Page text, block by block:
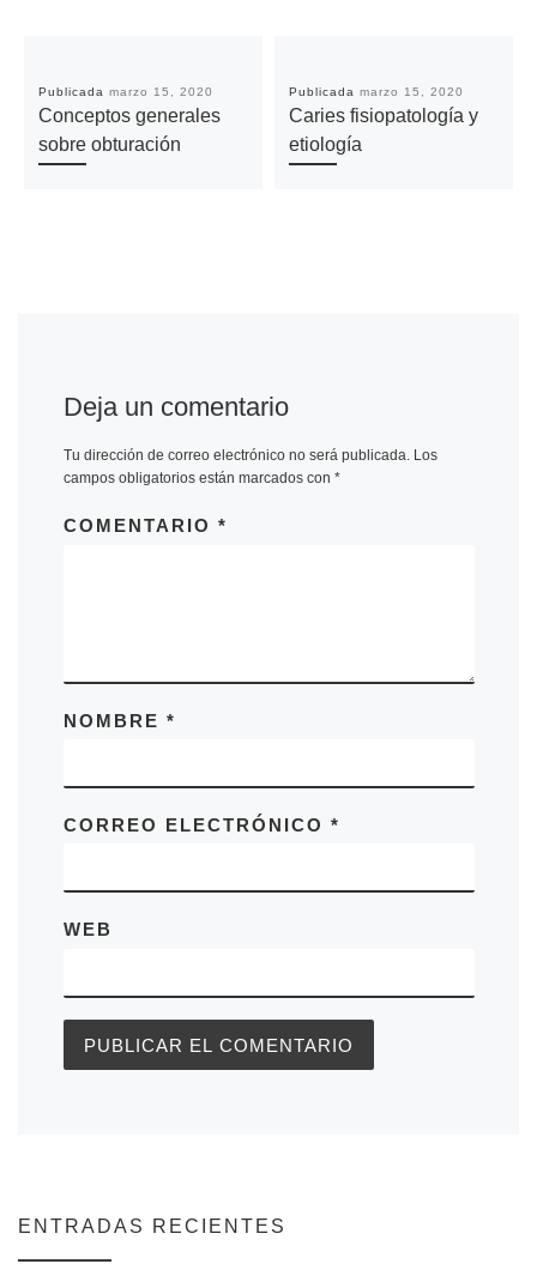
Publicada marzo 15, 2020
Conceptos generales
sobre obturación
Publicada marzo 15, 2020
Caries fisiopatología y
etiología
Deja un comentario
Tu dirección de correo electrónico no será publicada. Los
campos obligatorios están marcados con *
COMENTARIO *
NOMBRE *
CORREO ELECTRÓNICO *
WEB
ENTRADAS RECIENTES